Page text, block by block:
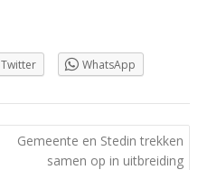
Twitter WhatsApp
Gemeente en Stedin trekken
samen op in uitbreiding